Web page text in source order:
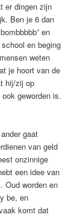
er dingen zijn
Ben je 6 dan
en
en beging
weten
je hoort van de
hij/zij op
geworden is.
gaat
van geld
onzinnige
een idee van
Oud worden en
be, en
komt dat